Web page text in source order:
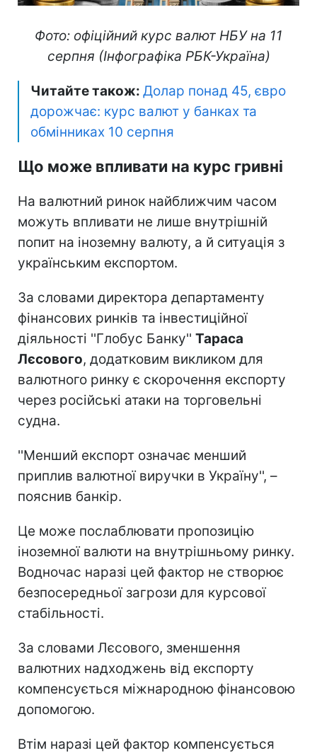
Фото: офіційний курс валют НБУ на 11
серпня (Інфографіка РБК-Україна)
Читайте також: Долар понад 45, євро
дорожчає: курс валют у банках та
обмінниках 10 серпня
Що може впливати на курс гривні
На валютний ринок найближчим часом
можуть впливати не лише внутрішній
попит на іноземну валюту, а й ситуація з
українським експортом.
За словами директора департаменту
фінансових ринків та інвестиційної
діяльності ''Глобус Банку'' Тараса
Лєсового, додатковим викликом для
валютного ринку є скорочення експорту
через російські атаки на торговельні
судна.
''Менший експорт означає менший
приплив валютної виручки в Україну'', –
пояснив банкір.
Це може послаблювати пропозицію
іноземної валюти на внутрішньому ринку.
Водночас наразі цей фактор не створює
безпосередньої загрози для курсової
стабільності.
За словами Лєсового, зменшення
валютних надходжень від експорту
компенсується міжнародною фінансовою
допомогою.
Втім наразі цей фактор компенсується